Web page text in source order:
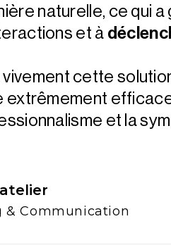
naturelle, ce qui
et à
cette
extrêmement
et la
& Communication